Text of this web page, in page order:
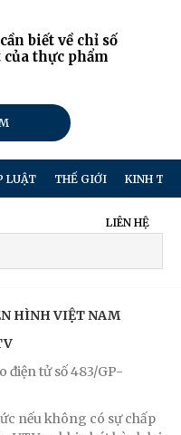
biết về chỉ số
thực phẩm
LUẬT THẾ GIỚI KINH TẾ
LIÊN HỆ
HÌNH VIỆT NAM
điện tử số 483/GP-
nếu không có sự chấp